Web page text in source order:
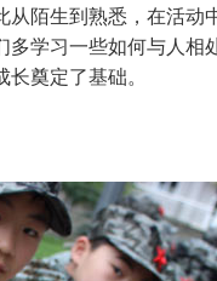
陌生到熟悉，在活动
学习一些如何与人
奠定了基础。